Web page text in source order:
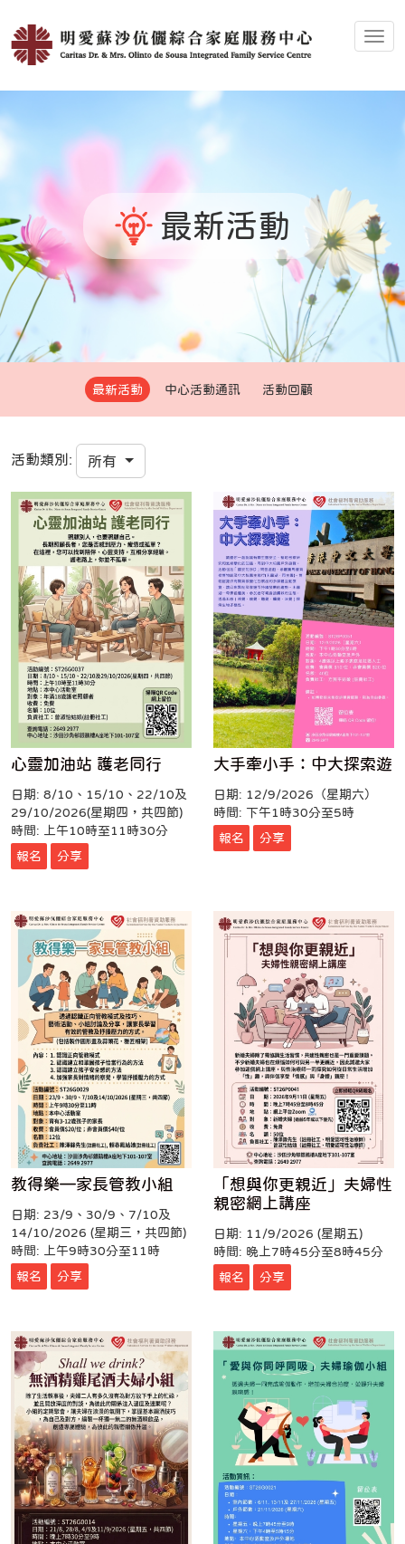
最新活動
最新活動 中心活動通訊 活動回顧
活動類別: 所有
心靈加油站 護老同行
日期: 8/10、15/10、22/10及
29/10/2026(星期四，共四節)
時間: 上午10時至11時30分
報名
分享
大手牽小手：中大探索遊
日期: 12/9/2026（星期六）
時間: 下午1時30分至5時
報名
分享
教得樂—家長管教小組
日期: 23/9、30/9、7/10及
14/10/2026 (星期三，共四節)
時間: 上午9時30分至11時
報名
分享
「想與你更親近」夫婦性
親密網上講座
日期: 11/9/2026 (星期五)
時間: 晚上7時45分至8時45分
報名
分享